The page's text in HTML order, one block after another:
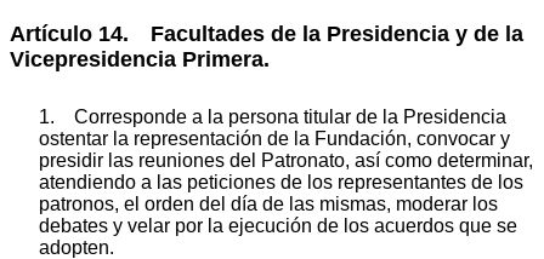
Artículo 14. Facultades de la Presidencia y de la
Vicepresidencia Primera.
1. Corresponde a la persona titular de la Presidencia
ostentar la representación de la Fundación, convocar y
presidir las reuniones del Patronato, así como determinar,
atendiendo a las peticiones de los representantes de los
patronos, el orden del día de las mismas, moderar los
debates y velar por la ejecución de los acuerdos que se
adopten.